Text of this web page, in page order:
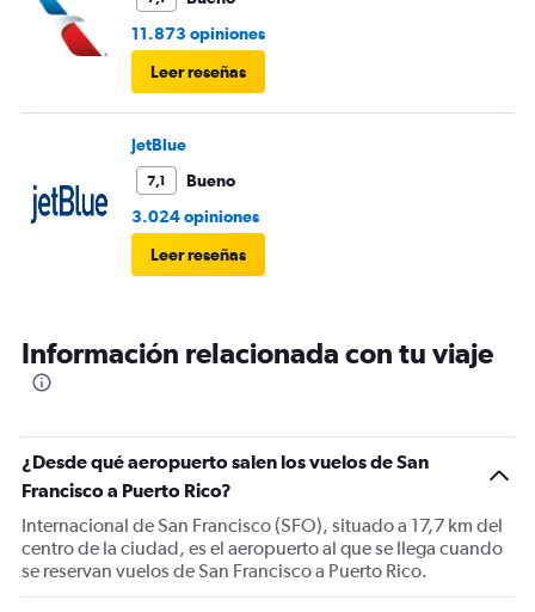
11.873 opiniones
Leer reseñas
JetBlue
7,1
Bueno
3.024 opiniones
Leer reseñas
Información relacionada con tu viaje
¿Desde qué aeropuerto salen los vuelos de San
Francisco a Puerto Rico?
Internacional de San Francisco (SFO), situado a 17,7 km del
centro de la ciudad, es el aeropuerto al que se llega cuando
se reservan vuelos de San Francisco a Puerto Rico.